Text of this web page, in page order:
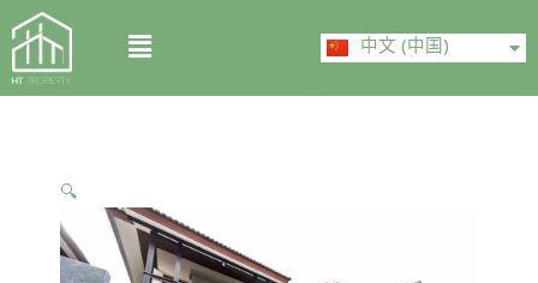
Skip
to
content
Menu 中文 (中国)
English
🔍